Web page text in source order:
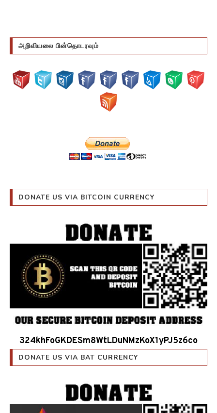
அறிவியலை பின்தொடரவும்
DONATE US VIA BITCOIN CURRENCY
324khFoGKDESm8WtLDuNMzKoX1yPJ5z6co
DONATE US VIA BAT CURRENCY